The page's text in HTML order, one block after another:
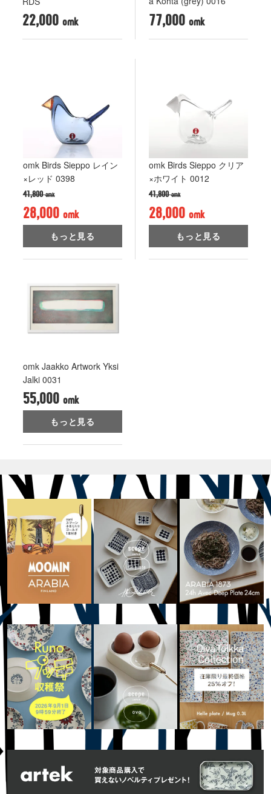
22,000 77,000
omk Birds Sieppo レイン
×レッド 0398
41,800
28,000
もっと見る
omk Birds Sieppo クリア
×ホワイト 0012
41,800
28,000
もっと見る
omk Jaakko Artwork Yksi
Jalki 0031
55,000
もっと見る